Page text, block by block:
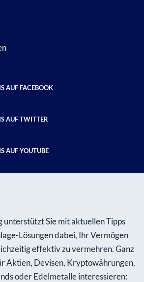
AUF FACEBOOK
AUF TWITTER
AUF YOUTUBE
unterstützt Sie mit aktuellen Tipps
Lösungen dabei, Ihr Vermögen
effektiv zu vermehren. Ganz
Aktien, Devisen, Kryptowährungen,
oder Edelmetalle interessieren: